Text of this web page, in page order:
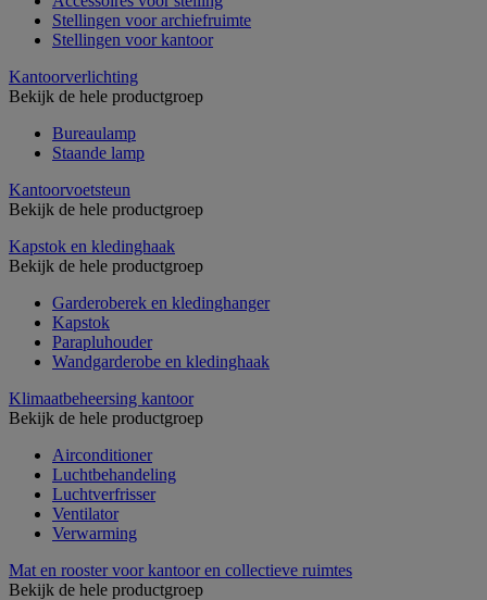
Stellingen voor archiefruimte
Stellingen voor kantoor
Kantoorverlichting
Bekijk de hele productgroep
Bureaulamp
Staande lamp
Kantoorvoetsteun
Bekijk de hele productgroep
Kapstok en kledinghaak
Bekijk de hele productgroep
Garderoberek en kledinghanger
Kapstok
Parapluhouder
Wandgarderobe en kledinghaak
Klimaatbeheersing kantoor
Bekijk de hele productgroep
Airconditioner
Luchtbehandeling
Luchtverfrisser
Ventilator
Verwarming
Mat en rooster voor kantoor en collectieve ruimtes
Bekijk de hele productgroep